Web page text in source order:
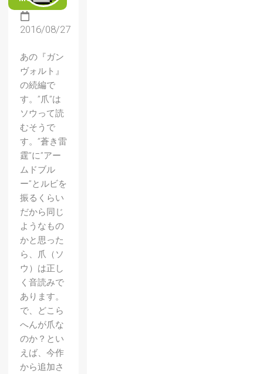
2016/08/27
あの『ガン
ヴォルト』
の続編で
す。”爪”は
ソウって読
むそうで
す。”蒼き雷
霆”に”アー
ムドブル
ー”とルビを
振るくらい
だから同じ
ようなもの
かと思った
ら、爪（ソ
ウ）は正し
く音読みで
あります。
で、どこら
へんが爪な
のか？とい
えば、今作
から追加さ